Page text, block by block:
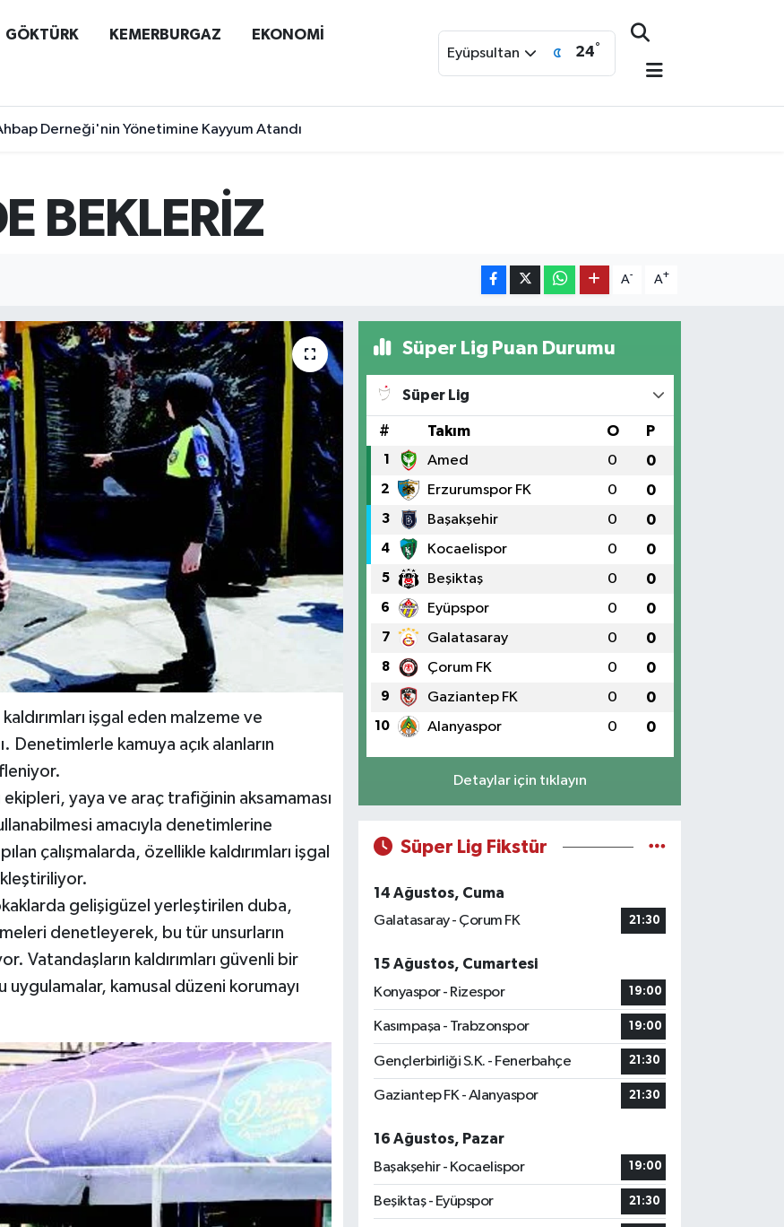
GÖKTÜRK KEMERBURGAZ EKONOMİ
Eyüpsultan 24°
Derneği'nin Yönetimine Kayyum Atandı
BEKLERİZ
A- A+
işgal eden malzeme ve
Denetimlerle kamuya açık alanların
yaya ve araç trafiğinin aksamaması
amacıyla denetimlerine
çalışmalarda, özellikle kaldırımları işgal
gelişigüzel yerleştirilen duba,
denetleyerek, bu tür unsurların
Vatandaşların kaldırımları güvenli bir
uygulamalar, kamusal düzeni korumayı
Süper Lig Puan Durumu
Süper Lig
# Takım O P
1 Amed 0 0
2 Erzurumspor FK 0 0
3 Başakşehir 0 0
4 Kocaelispor 0 0
5 Beşiktaş 0 0
6 Eyüpspor 0 0
7 Galatasaray 0 0
8 Çorum FK 0 0
9 Gaziantep FK 0 0
10 Alanyaspor 0 0
Detaylar için tıklayın
Süper Lig Fikstür
14 Ağustos, Cuma
Galatasaray - Çorum FK
21:30
15 Ağustos, Cumartesi
Konyaspor - Rizespor
19:00
Kasımpaşa - Trabzonspor 19:00
Gençlerbirliği S.K. - Fenerbahçe 21:30
Gaziantep FK - Alanyaspor 21:30
16 Ağustos, Pazar
Başakşehir - Kocaelispor
19:00
Beşiktaş - Eyüpspor 21:30